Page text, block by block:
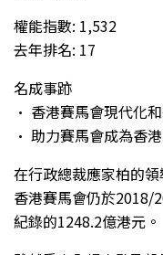
權能指數: 1,532
去年排名: 17
名成事跡
• 香港賽馬會現代化
• 助力賽馬會成為香
在行政總裁應家柏的
香港賽馬會仍於2018/
紀錄的1248.2億港元。